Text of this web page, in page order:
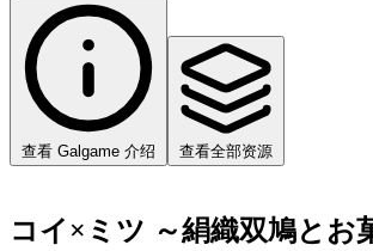
查看 Galgame 介绍 查看全部资源
コイ×ミツ ～絹織双鳩とお